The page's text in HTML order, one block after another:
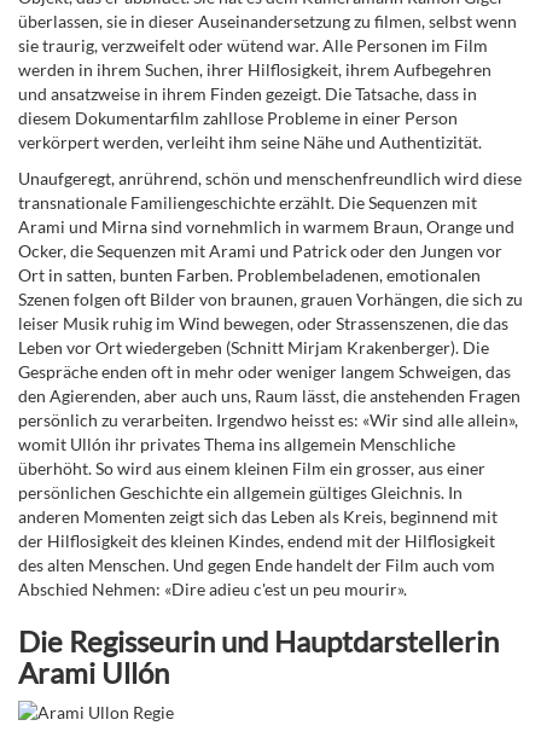
überlassen, sie in dieser Auseinandersetzung zu filmen, selbst wenn
sie traurig, verzweifelt oder wütend war. Alle Personen im Film
werden in ihrem Suchen, ihrer Hilflosigkeit, ihrem Aufbegehren
und ansatzweise in ihrem Finden gezeigt. Die Tatsache, dass in
diesem Dokumentarfilm zahllose Probleme in einer Person
verkörpert werden, verleiht ihm seine Nähe und Authentizität.
Unaufgeregt, anrührend, schön und menschenfreundlich wird diese
transnationale Familiengeschichte erzählt. Die Sequenzen mit
Arami und Mirna sind vornehmlich in warmem Braun, Orange und
Ocker, die Sequenzen mit Arami und Patrick oder den Jungen vor
Ort in satten, bunten Farben. Problembeladenen, emotionalen
Szenen folgen oft Bilder von braunen, grauen Vorhängen, die sich zu
leiser Musik ruhig im Wind bewegen, oder Strassenszenen, die das
Leben vor Ort wiedergeben (Schnitt Mirjam Krakenberger). Die
Gespräche enden oft in mehr oder weniger langem Schweigen, das
den Agierenden, aber auch uns, Raum lässt, die anstehenden Fragen
persönlich zu verarbeiten. Irgendwo heisst es: «Wir sind alle allein»,
womit Ullón ihr privates Thema ins allgemein Menschliche
überhöht. So wird aus einem kleinen Film ein grosser, aus einer
persönlichen Geschichte ein allgemein gültiges Gleichnis. In
anderen Momenten zeigt sich das Leben als Kreis, beginnend mit
der Hilflosigkeit des kleinen Kindes, endend mit der Hilflosigkeit
des alten Menschen. Und gegen Ende handelt der Film auch vom
Abschied Nehmen: «Dire adieu c'est un peu mourir».
Die Regisseurin und Hauptdarstellerin
Arami Ullón